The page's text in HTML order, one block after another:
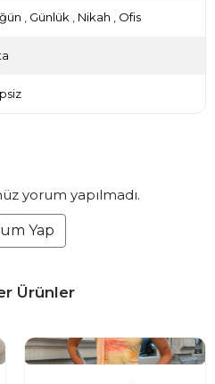
Günlük Nikah Ofis
yorum yapılmadı.
Yap
Ürünler